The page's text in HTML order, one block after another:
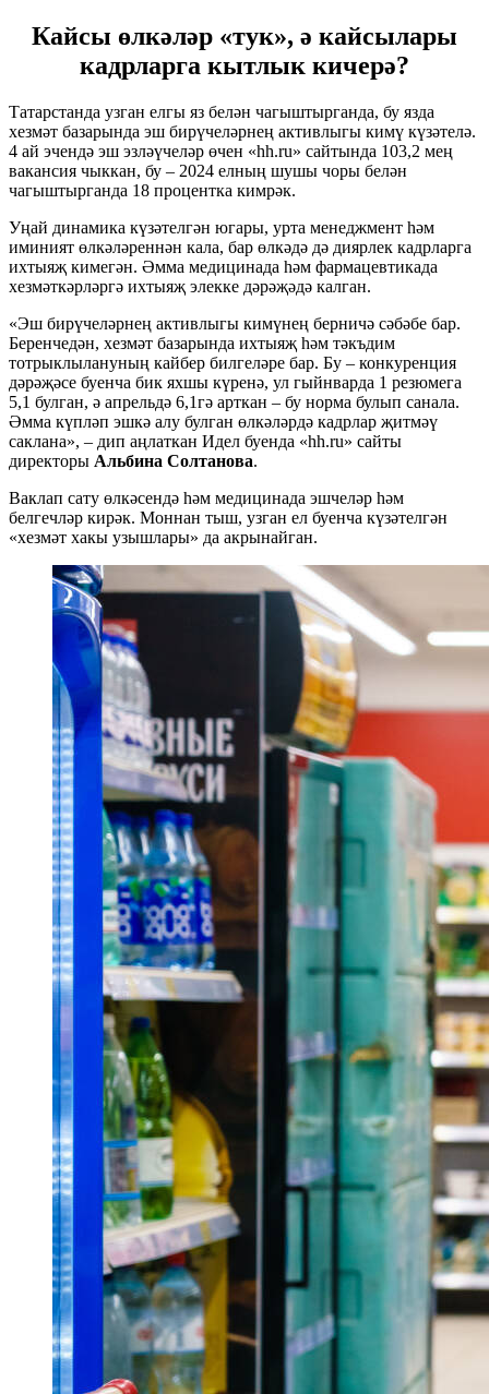
Кайсы өлкәләр «тук», ә кайсылары
кадрларга кытлык кичерә?
Татарстанда узган елгы яз белән чагыштырганда, бу язда
хезмәт базарында эш бирүчеләрнең активлыгы кимү күзәтелә.
4 ай эчендә эш эзләүчеләр өчен «hh.ru» сайтында 103,2 мең
вакансия чыккан, бу – 2024 елның шушы чоры белән
чагыштырганда 18 процентка кимрәк.
Уңай динамика күзәтелгән югары, урта менеджмент һәм
иминият өлкәләреннән кала, бар өлкәдә дә диярлек кадрларга
ихтыяҗ кимегән. Әмма медицинада һәм фармацевтикада
хезмәткәрләргә ихтыяҗ элекке дәрәҗәдә калган.
«Эш бирүчеләрнең активлыгы кимүнең берничә сәбәбе бар.
Беренчедән, хезмәт базарында ихтыяҗ һәм тәкъдим
тотрыклылануның кайбер билгеләре бар. Бу – конкуренция
дәрәҗәсе буенча бик яхшы күренә, ул гыйнварда 1 резюмега
5,1 булган, ә апрельдә 6,1гә арткан – бу норма булып санала.
Әмма күпләп эшкә алу булган өлкәләрдә кадрлар җитмәү
саклана», – дип аңлаткан Идел буенда «hh.ru» сайты
директоры Альбина Солтанова.
Ваклап сату өлкәсендә һәм медицинада эшчеләр һәм
белгечләр кирәк. Моннан тыш, узган ел буенча күзәтелгән
«хезмәт хакы узышлары» да акрынайган.